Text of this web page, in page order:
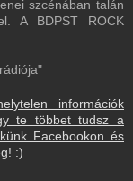
szcénában talán
A BDPST ROCK
információk
te többet tudsz a
Facebookon és
:)